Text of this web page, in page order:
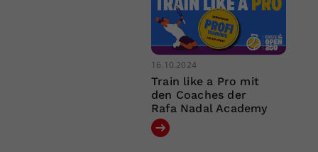
16.10.2024
Train like a Pro mit
den Coaches der
Rafa Nadal Academy